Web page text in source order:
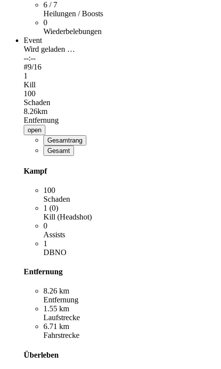
6 / 7
Heilungen / Boosts
0
Wiederbelebungen
Event
Wird geladen …
--:--
#9/16
1
Kill
100
Schaden
8.26km
Entfernung
open
Gesamtrang
Gesamt
Kampf
100
Schaden
1 (0)
Kill (Headshot)
0
Assists
1
DBNO
Entfernung
8.26 km
Entfernung
1.55 km
Laufstrecke
6.71 km
Fahrstrecke
Überleben